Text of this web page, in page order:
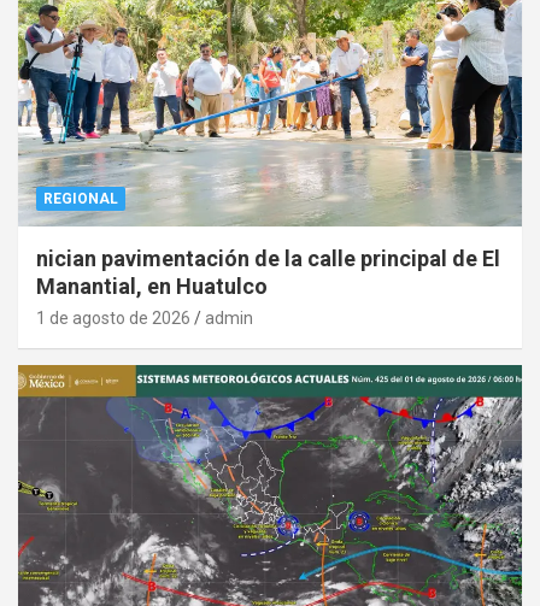
REGIONAL
nician pavimentación de la calle principal de El
Manantial, en Huatulco
1 de agosto de 2026 admin